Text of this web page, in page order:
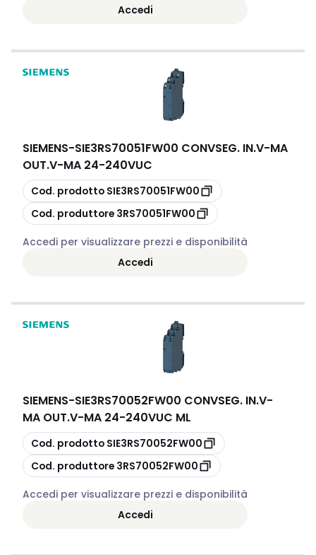
Accedi
SIEMENS-SIE3RS70051FW00 CONVSEG. IN.V-MA
OUT.V-MA 24-240VUC
copia
Cod. prodotto SIE3RS70051FW00
copia
Cod. produttore 3RS70051FW00
Accedi per visualizzare prezzi e disponibilità
Accedi
SIEMENS-SIE3RS70052FW00 CONVSEG. IN.V-
MA OUT.V-MA 24-240VUC ML
copia
Cod. prodotto SIE3RS70052FW00
copia
Cod. produttore 3RS70052FW00
Accedi per visualizzare prezzi e disponibilità
Accedi